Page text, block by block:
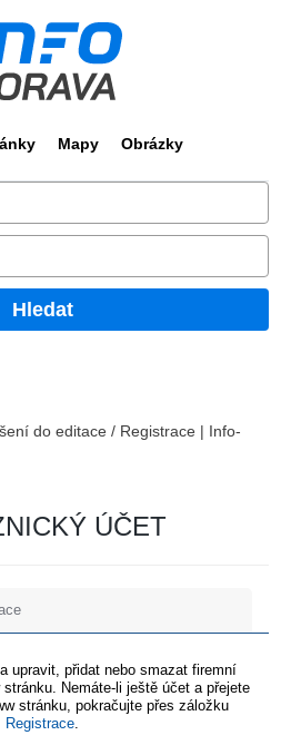
Mapy Obrázky
Hledat
do editace / Registrace | Info-
ÚČET
upravit, přidat nebo smazat firemní
Nemáte-li ještě účet a přejete
stránku, pokračujte přes záložku
Registrace.